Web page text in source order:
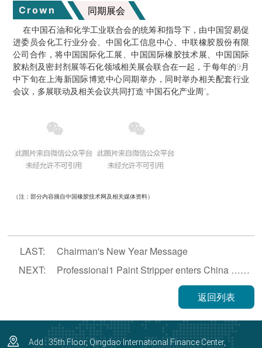
Crown 同期展会
在中国石油和化学工业联合会的统筹和指导下，由中国贸易促
进委员会化工行业分会、中国化工信息中心、中联橡胶股份有限
公司合作，将中国国际化工展、中国国际橡胶技术展、中国国际
胶粘剂及密封剂展等石化领域相关展会联合在一起，于每年的9月
中下旬在上海新国际博览中心同期举办，同时举办相关配套行业
会议，多展联动及相关会议共同打造“中国石化产业周”。
（注：部分内容摘自中国橡胶技术网及相关媒体资料）
LAST:
Chairman's New Year Message
NEXT:
Professional1 Paint Stripper enters China ……
返回列表
Add : 35th Floor, Qingdao International Finance Center,